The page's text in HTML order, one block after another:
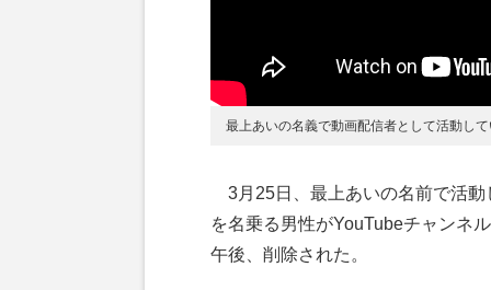
最上あいの名義で動画配信者として活動し
3月25日、最上あいの名前で活動
を名乗る男性がYouTubeチャンネ
午後、削除された。